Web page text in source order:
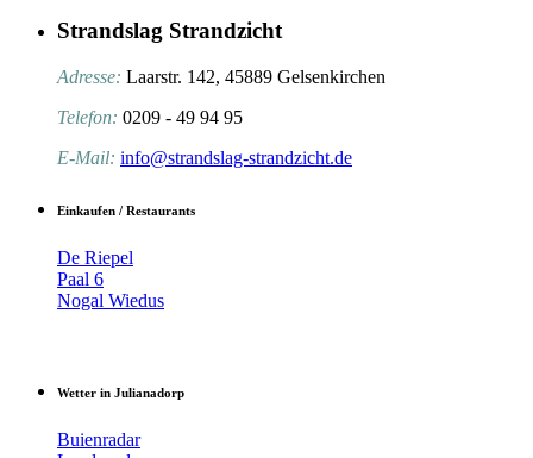
Strandslag Strandzicht
Adresse: Laarstr. 142, 45889 Gelsenkirchen
Telefon: 0209 - 49 94 95
E-Mail: info@strandslag-strandzicht.de
Einkaufen / Restaurants
De Riepel
Paal 6
Nogal Wiedus
Wetter in Julianadorp
Buienradar